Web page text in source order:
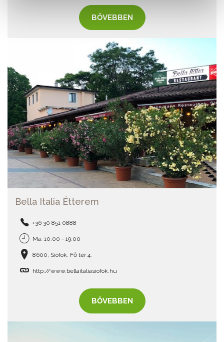
BŐVEBBEN
Bella Italia Étterem
+36 30 851 0888
Ma: 10:00 - 19:00
8600, Siófok, Fő tér 4.
http://www.bellaitaliasiofok.hu
BŐVEBBEN